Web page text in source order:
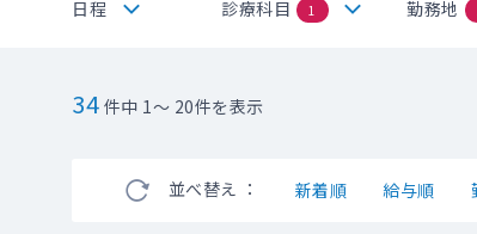
日程 診療科目 1 勤務地
34 件中 1～ 20件を表示
並べ替え ： 新着順 給与順